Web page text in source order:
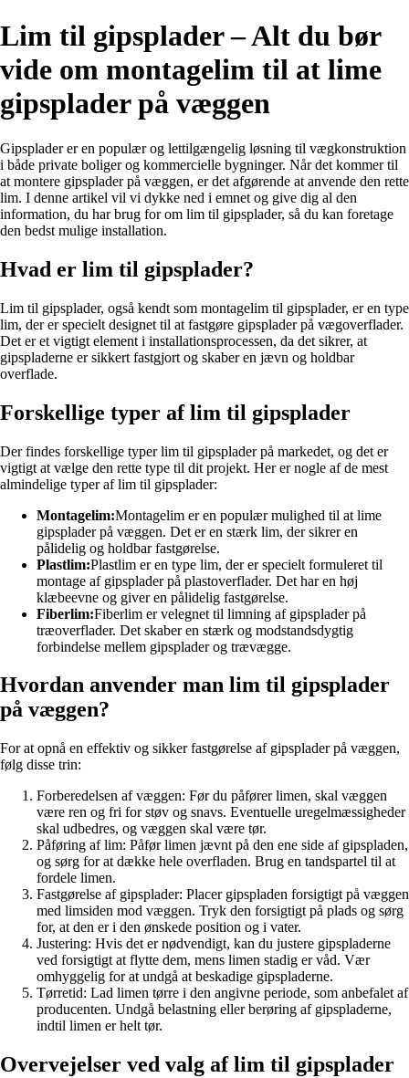
Lim til gipsplader – Alt du bør
vide om montagelim til at lime
gipsplader på væggen
Gipsplader er en populær og lettilgængelig løsning til vægkonstruktion
i både private boliger og kommercielle bygninger. Når det kommer til
at montere gipsplader på væggen, er det afgørende at anvende den rette
lim. I denne artikel vil vi dykke ned i emnet og give dig al den
information, du har brug for om lim til gipsplader, så du kan foretage
den bedst mulige installation.
Hvad er lim til gipsplader?
Lim til gipsplader, også kendt som montagelim til gipsplader, er en type
lim, der er specielt designet til at fastgøre gipsplader på vægoverflader.
Det er et vigtigt element i installationsprocessen, da det sikrer, at
gipspladerne er sikkert fastgjort og skaber en jævn og holdbar
overflade.
Forskellige typer af lim til gipsplader
Der findes forskellige typer lim til gipsplader på markedet, og det er
vigtigt at vælge den rette type til dit projekt. Her er nogle af de mest
almindelige typer af lim til gipsplader:
Montagelim:Montagelim er en populær mulighed til at lime
gipsplader på væggen. Det er en stærk lim, der sikrer en
pålidelig og holdbar fastgørelse.
Plastlim:Plastlim er en type lim, der er specielt formuleret til
montage af gipsplader på plastoverflader. Det har en høj
klæbeevne og giver en pålidelig fastgørelse.
Fiberlim:Fiberlim er velegnet til limning af gipsplader på
træoverflader. Det skaber en stærk og modstandsdygtig
forbindelse mellem gipsplader og trævægge.
Hvordan anvender man lim til gipsplader
på væggen?
For at opnå en effektiv og sikker fastgørelse af gipsplader på væggen,
følg disse trin:
Forberedelsen af væggen: Før du påfører limen, skal væggen
være ren og fri for støv og snavs. Eventuelle uregelmæssigheder
skal udbedres, og væggen skal være tør.
Påføring af lim: Påfør limen jævnt på den ene side af gipspladen,
og sørg for at dække hele overfladen. Brug en tandspartel til at
fordele limen.
Fastgørelse af gipsplader: Placer gipspladen forsigtigt på væggen
med limsiden mod væggen. Tryk den forsigtigt på plads og sørg
for, at den er i den ønskede position og i vater.
Justering: Hvis det er nødvendigt, kan du justere gipspladerne
ved forsigtigt at flytte dem, mens limen stadig er våd. Vær
omhyggelig for at undgå at beskadige gipspladerne.
Tørretid: Lad limen tørre i den angivne periode, som anbefalet af
producenten. Undgå belastning eller berøring af gipspladerne,
indtil limen er helt tør.
Overvejelser ved valg af lim til gipsplader